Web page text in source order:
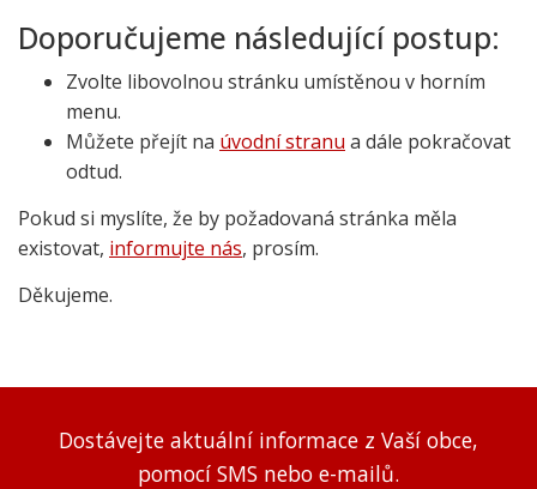
Doporučujeme následující postup:
Zvolte libovolnou stránku umístěnou v horním
menu.
Můžete přejít na úvodní stranu a dále pokračovat
odtud.
Pokud si myslíte, že by požadovaná stránka měla
existovat, informujte nás, prosím.
Děkujeme.
Dostávejte aktuální informace z Vaší obce,
pomocí SMS nebo e-mailů.